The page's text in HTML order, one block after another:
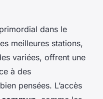
dans le
meilleures stations,
variées, offrent une
à des
pensées. L’accès